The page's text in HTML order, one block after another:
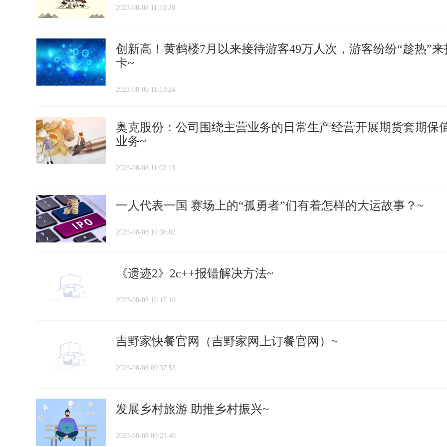
2023-08-08 11:53:20
创新高！黄鹤楼7月以来接待游客49万人次，游客纷纷“趁热”来
卡~
2023-08-08 11:13:24
奥克股份：公司围绕主营业务的日常生产经营开展期货套期保
业务~
2023-08-08 11:02:13
一人代表一国 赛场上的“孤勇者”们有着怎样的大运故事？~
2023-08-08 10:38:02
《遗迹2》2c++报错解决方法~
2023-08-08 10:17:10
吉野家快餐官网（吉野家网上订餐官网）~
2023-08-08 09:37:53
发展乡村旅游 助推乡村振兴~
2023-08-08 09:23:40